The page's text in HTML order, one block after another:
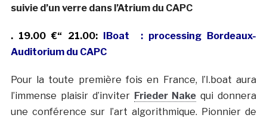
suivie d’un verre dans l’Atrium du CAPC
. 19.00 €“ 21.00:IBoat : processing Bordeaux-
Auditorium du CAPC
Pour la toute première fois en France, l’I.boat aura
l’immense plaisir d’inviter Frieder Nake qui donnera
une conférence sur l’art algorithmique. Pionnier de